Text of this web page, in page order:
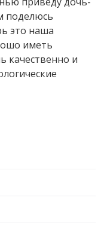
поделюсь
это наша
иметь
качественно и